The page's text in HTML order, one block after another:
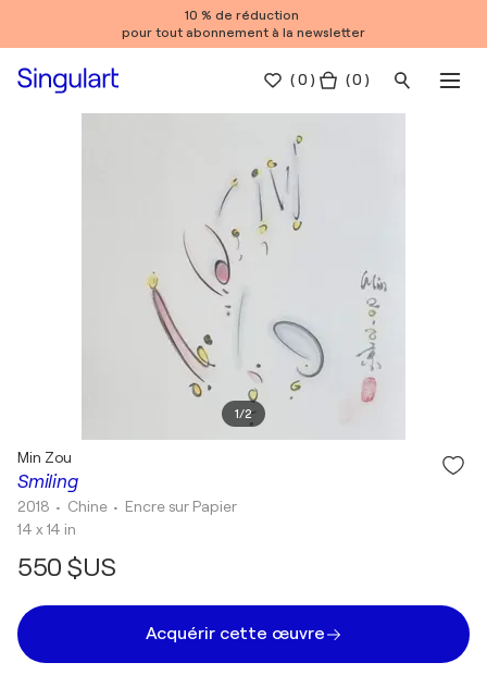
10 % de réduction
pour tout abonnement à la newsletter
(0 ) ( 0 )
1/2
Smiling
Min Zou
2018 • Chine • Encre sur Papier
14 x 14 in
550 $US
Acquérir cette œuvre